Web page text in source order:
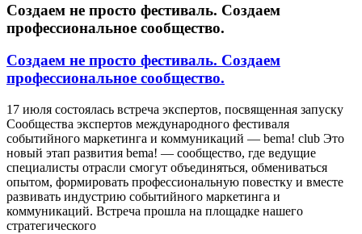
Создаем не просто фестиваль. Создаем
профессиональное сообщество.
Создаем не просто фестиваль. Создаем
профессиональное сообщество.
17 июля состоялась встреча экспертов, посвященная запуску
Сообщества экспертов международного фестиваля
событийного маркетинга и коммуникаций — bema! club Это
новый этап развития bema! — сообщество, где ведущие
специалисты отрасли смогут объединяться, обмениваться
опытом, формировать профессиональную повестку и вместе
развивать индустрию событийного маркетинга и
коммуникаций. Встреча прошла на площадке нашего
стратегического